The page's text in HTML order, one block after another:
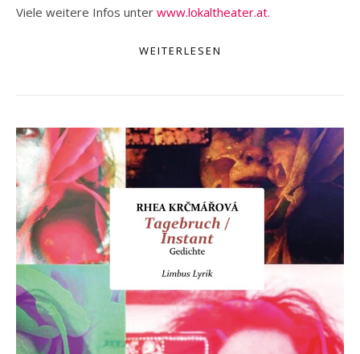
Viele weitere Infos unter www.lokaltheater.at.
WEITERLESEN